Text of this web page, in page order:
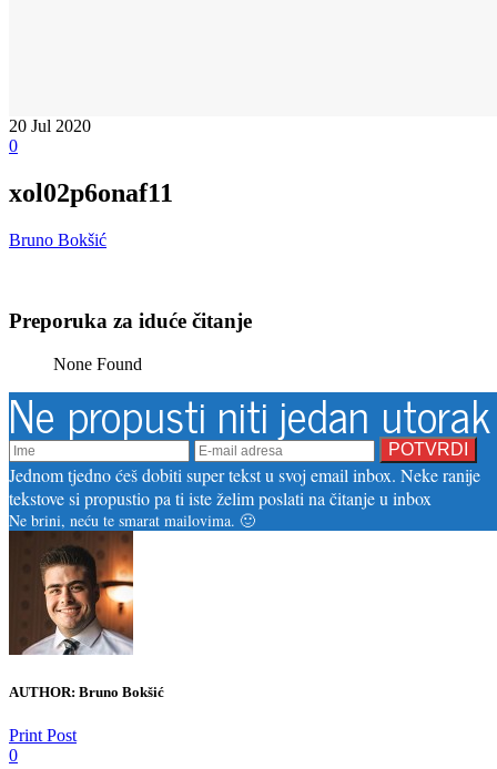
20 Jul 2020
0
xol02p6onaf11
Bruno Bokšić
Preporuka za iduće čitanje
None Found
Ne propusti niti jedan utorak
Jednom tjedno ćeš dobiti super tekst u svoj email inbox. Neke ranije
tekstove si propustio pa ti iste želim poslati na čitanje u inbox
Ne brini, neću te smarat mailovima. 🙂
AUTHOR: Bruno Bokšić
Print Post
0